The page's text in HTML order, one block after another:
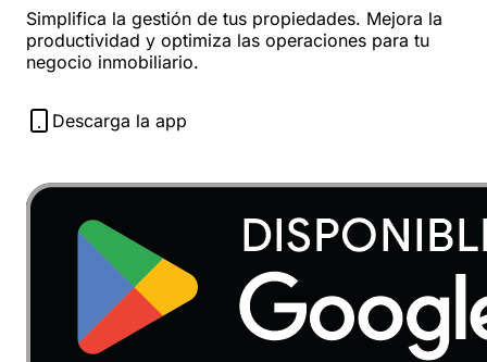
Simplifica la gestión de tus propiedades. Mejora la
productividad y optimiza las operaciones para tu
negocio inmobiliario.
Descarga la app